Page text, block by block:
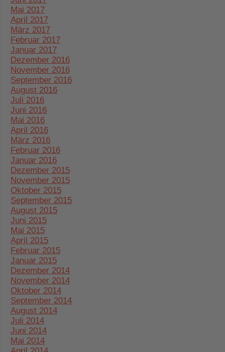
Mai 2017
April 2017
März 2017
Februar 2017
Januar 2017
Dezember 2016
November 2016
September 2016
August 2016
Juli 2016
Juni 2016
Mai 2016
April 2016
März 2016
Februar 2016
Januar 2016
Dezember 2015
November 2015
Oktober 2015
September 2015
August 2015
Juni 2015
Mai 2015
April 2015
Februar 2015
Januar 2015
Dezember 2014
November 2014
Oktober 2014
September 2014
August 2014
Juli 2014
Juni 2014
Mai 2014